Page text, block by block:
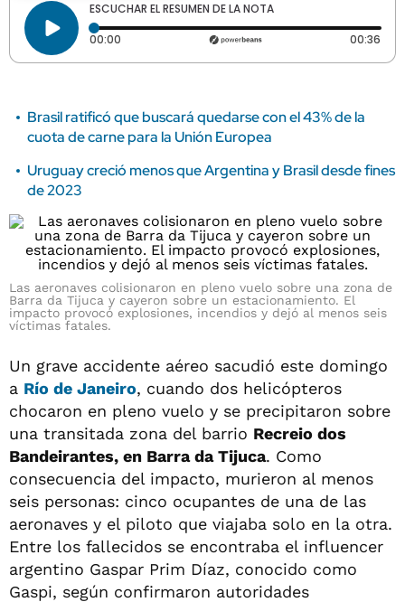
ESCUCHAR EL RESUMEN DE LA NOTA
00:00 Tiempo transcurrido: 0 segundos 00:36
Brasil ratificó que buscará quedarse con el 43% de la
cuota de carne para la Unión Europea
Uruguay creció menos que Argentina y Brasil desde fines
de 2023
Las aeronaves colisionaron en pleno vuelo sobre una zona de
Barra da Tijuca y cayeron sobre un estacionamiento. El
impacto provocó explosiones, incendios y dejó al menos seis
víctimas fatales.
Un grave accidente aéreo sacudió este domingo
a Río de Janeiro, cuando dos helicópteros
chocaron en pleno vuelo y se precipitaron sobre
una transitada zona del barrio Recreio dos
Bandeirantes, en Barra da Tijuca. Como
consecuencia del impacto, murieron al menos
seis personas: cinco ocupantes de una de las
aeronaves y el piloto que viajaba solo en la otra.
Entre los fallecidos se encontraba el influencer
argentino Gaspar Prim Díaz, conocido como
Gaspi, según confirmaron autoridades